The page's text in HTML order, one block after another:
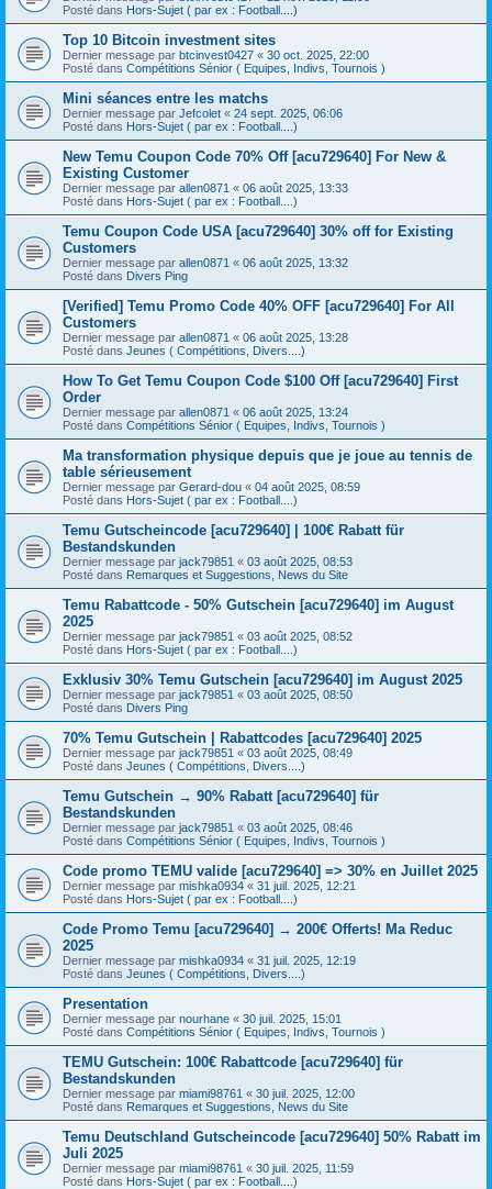
Posté dans Hors-Sujet ( par ex : Football....)
Top 10 Bitcoin investment sites
Dernier message par btcinvest0427 « 30 oct. 2025, 22:00
Posté dans Compétitions Sénior ( Equipes, Indivs, Tournois )
Mini séances entre les matchs
Dernier message par Jefcolet « 24 sept. 2025, 06:06
Posté dans Hors-Sujet ( par ex : Football....)
New Temu Coupon Code 70% Off [acu729640] For New &
Existing Customer
Dernier message par allen0871 « 06 août 2025, 13:33
Posté dans Hors-Sujet ( par ex : Football....)
Temu Coupon Code USA [acu729640] 30% off for Existing
Customers
Dernier message par allen0871 « 06 août 2025, 13:32
Posté dans Divers Ping
[Verified] Temu Promo Code 40% OFF [acu729640] For All
Customers
Dernier message par allen0871 « 06 août 2025, 13:28
Posté dans Jeunes ( Compétitions, Divers....)
How To Get Temu Coupon Code $100 Off [acu729640] First
Order
Dernier message par allen0871 « 06 août 2025, 13:24
Posté dans Compétitions Sénior ( Equipes, Indivs, Tournois )
Ma transformation physique depuis que je joue au tennis de
table sérieusement
Dernier message par Gerard-dou « 04 août 2025, 08:59
Posté dans Hors-Sujet ( par ex : Football....)
Temu Gutscheincode [acu729640] | 100€ Rabatt für
Bestandskunden
Dernier message par jack79851 « 03 août 2025, 08:53
Posté dans Remarques et Suggestions, News du Site
Temu Rabattcode - 50% Gutschein [acu729640] im August
2025
Dernier message par jack79851 « 03 août 2025, 08:52
Posté dans Hors-Sujet ( par ex : Football....)
Exklusiv 30% Temu Gutschein [acu729640] im August 2025
Dernier message par jack79851 « 03 août 2025, 08:50
Posté dans Divers Ping
70% Temu Gutschein | Rabattcodes [acu729640] 2025
Dernier message par jack79851 « 03 août 2025, 08:49
Posté dans Jeunes ( Compétitions, Divers....)
Temu Gutschein → 90% Rabatt [acu729640] für
Bestandskunden
Dernier message par jack79851 « 03 août 2025, 08:46
Posté dans Compétitions Sénior ( Equipes, Indivs, Tournois )
Code promo TEMU valide [acu729640] => 30% en Juillet 2025
Dernier message par mishka0934 « 31 juil. 2025, 12:21
Posté dans Hors-Sujet ( par ex : Football....)
Code Promo Temu [acu729640] → 200€ Offerts! Ma Reduc
2025
Dernier message par mishka0934 « 31 juil. 2025, 12:19
Posté dans Jeunes ( Compétitions, Divers....)
Presentation
Dernier message par nourhane « 30 juil. 2025, 15:01
Posté dans Compétitions Sénior ( Equipes, Indivs, Tournois )
TEMU Gutschein: 100€ Rabattcode [acu729640] für
Bestandskunden
Dernier message par miami98761 « 30 juil. 2025, 12:00
Posté dans Remarques et Suggestions, News du Site
Temu Deutschland Gutscheincode [acu729640] 50% Rabatt im
Juli 2025
Dernier message par miami98761 « 30 juil. 2025, 11:59
Posté dans Hors-Sujet ( par ex : Football....)